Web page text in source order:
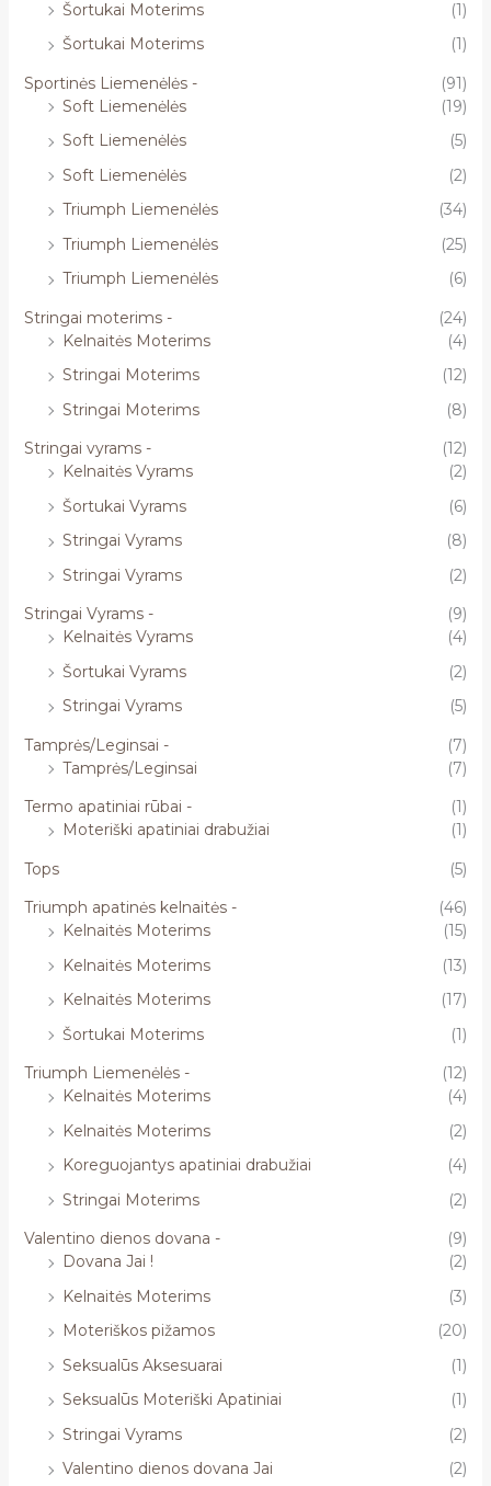
Šortukai Moterims
(1)
Šortukai Moterims
(1)
Sportinės Liemenėlės -
(91)
Soft Liemenėlės
(19)
Soft Liemenėlės
(5)
Soft Liemenėlės
(2)
Triumph Liemenėlės
(34)
Triumph Liemenėlės
(25)
Triumph Liemenėlės
(6)
Stringai moterims -
(24)
Kelnaitės Moterims
(4)
Stringai Moterims
(12)
Stringai Moterims
(8)
Stringai vyrams -
(12)
Kelnaitės Vyrams
(2)
Šortukai Vyrams
(6)
Stringai Vyrams
(8)
Stringai Vyrams
(2)
Stringai Vyrams -
(9)
Kelnaitės Vyrams
(4)
Šortukai Vyrams
(2)
Stringai Vyrams
(5)
Tamprės/Leginsai -
(7)
Tamprės/Leginsai
(7)
Termo apatiniai rūbai -
(1)
Moteriški apatiniai drabužiai
(1)
Tops
(5)
Triumph apatinės kelnaitės -
(46)
Kelnaitės Moterims
(15)
Kelnaitės Moterims
(13)
Kelnaitės Moterims
(17)
Šortukai Moterims
(1)
Triumph Liemenėlės -
(12)
Kelnaitės Moterims
(4)
Kelnaitės Moterims
(2)
Koreguojantys apatiniai drabužiai
(4)
Stringai Moterims
(2)
Valentino dienos dovana -
(9)
Dovana Jai !
(2)
Kelnaitės Moterims
(3)
Moteriškos pižamos
(20)
Seksualūs Aksesuarai
(1)
Seksualūs Moteriški Apatiniai
(1)
Stringai Vyrams
(2)
Valentino dienos dovana Jai
(2)